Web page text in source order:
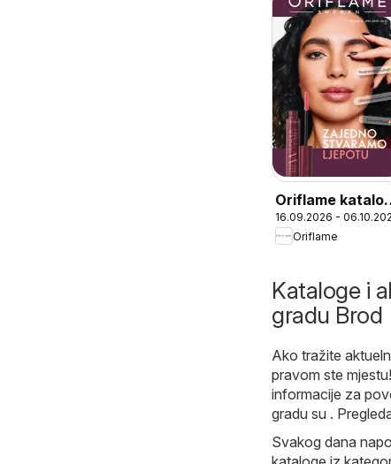
Oriflame katalog
13
16.09.2026 -
Oriflame
Kataloge i
gradu Brod
Ako tražite
pravom ste
informacije za
gradu su .
Svakog dana